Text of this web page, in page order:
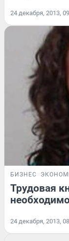
24 декабря, 2013,
БИЗНЕС
Трудовая
24 декабря, 2013,